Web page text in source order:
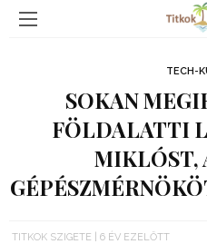
TECH-
SOKAN
FÖLDALATTI
MIKLÓST,
TITKOK SZIGETE 6 ÉV EZELŐTT